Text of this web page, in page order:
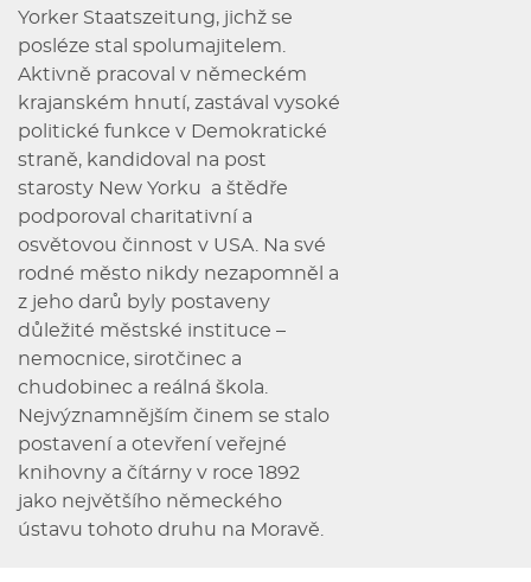
Yorker Staatszeitung, jichž se
posléze stal spolumajitelem.
Aktivně pracoval v německém
krajanském hnutí, zastával vysoké
politické funkce v Demokratické
straně, kandidoval na post
starosty New Yorku a štědře
podporoval charitativní a
osvětovou činnost v USA. Na své
rodné město nikdy nezapomněl a
z jeho darů byly postaveny
důležité městské instituce –
nemocnice, sirotčinec a
chudobinec a reálná škola.
Nejvýznamnějším činem se stalo
postavení a otevření veřejné
knihovny a čítárny v roce 1892
jako největšího německého
ústavu tohoto druhu na Moravě.